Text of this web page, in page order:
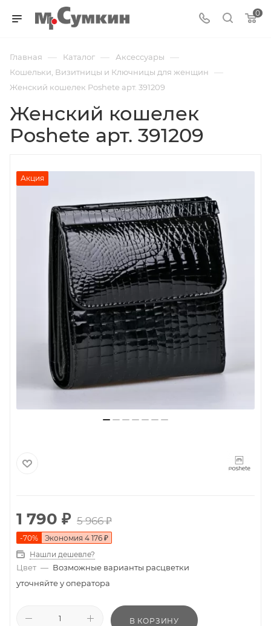
0
Главная — Каталог — Аксессуары —
Кошельки, Визитницы и Ключницы для женщин —
Женский кошелек Poshete арт. 391209
Женский кошелек
Poshete арт. 391209
Акция
1 790 ₽ 5 966₽
-70% Экономия 4 176 ₽
Нашли дешевле?
Цвет — Возможные варианты расцветки
уточняйте у оператора
В КОРЗИНУ